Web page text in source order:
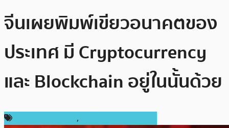
จีนเผยพิมพ์เขียวอนาคตของ
ประเทศ มี Cryptocurrency
และ Blockchain อยู่ในนั้นด้วย
,